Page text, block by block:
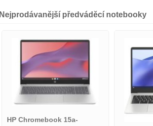
Nejprodávanější předváděcí notebooky
HP Chromebook 15a-